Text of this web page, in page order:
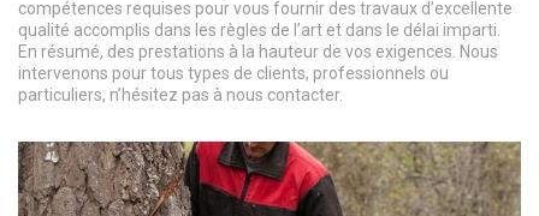
compétences requises pour vous fournir des travaux d’excellente
qualité accomplis dans les règles de l’art et dans le délai imparti.
En résumé, des prestations à la hauteur de vos exigences. Nous
intervenons pour tous types de clients, professionnels ou
particuliers, n’hésitez pas à nous contacter.